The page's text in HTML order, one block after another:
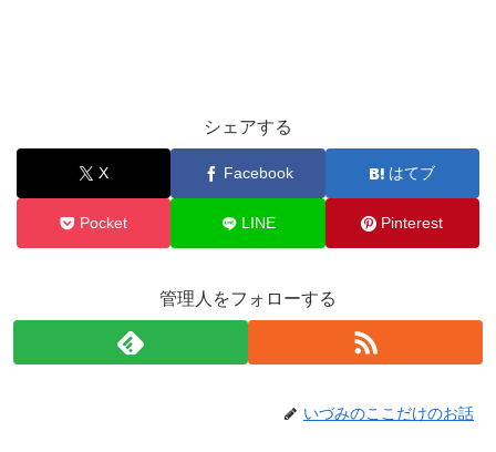
シェアする
X Facebook はてブ
Pocket LINE Pinterest
管理人をフォローする
いづみのここだけのお話